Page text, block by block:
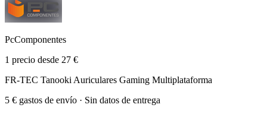
PcComponentes
1 precio desde 27 €
FR-TEC Tanooki Auriculares Gaming Multiplataforma
5 € gastos de envío · Sin datos de entrega